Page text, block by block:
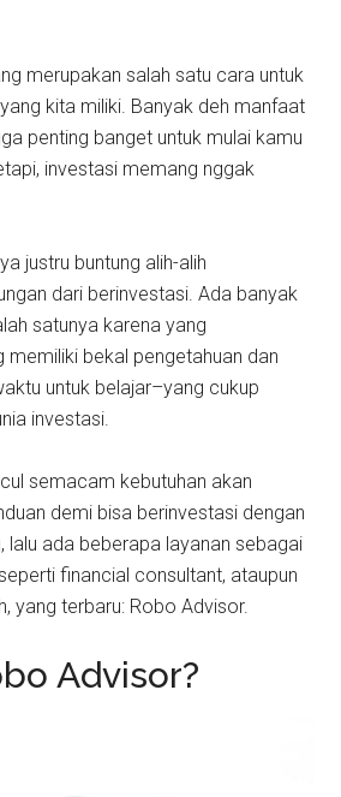
merupakan salah satu cara untuk
kita miliki. Banyak deh manfaat
penting banget untuk mulai kamu
investasi memang nggak
justru buntung alih-alih
dari berinvestasi. Ada banyak
satunya karena yang
memiliki bekal pengetahuan dan
untuk belajar–yang cukup
investasi.
semacam kebutuhan akan
demi bisa berinvestasi dengan
lalu ada beberapa layanan sebagai
financial consultant, ataupun
yang terbaru: Robo Advisor.
Advisor?